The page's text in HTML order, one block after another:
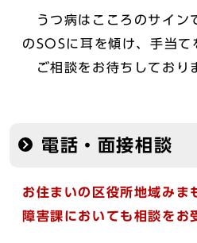
うつ病はこころのサイン
のSOSに耳を傾け、手当て
ご相談をお待ちしており
電話・面接相談
お住まいの区役所地域みま
障害課においても相談をお